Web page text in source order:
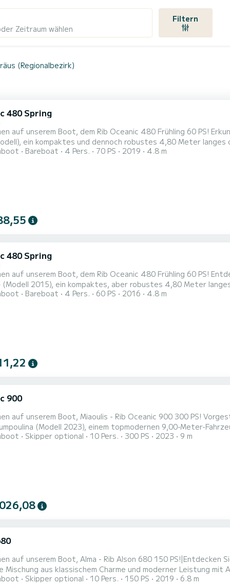
Zeitraum wählen
Filtern
(Regionalbezirk)
480 Spring
Boot, dem Rib Oceanic 480 Frühling 60 PS! Erkunden Sie Nasia 66 (2019 Modell). Entdecken Sie Nasia 66
ein kompaktes und dennoch robustes 4,80 Meter
konzipiert wurde. Mit einer maximalen Kapazität von 4
Bareboat 4 Pers. 70 PS 2019 4.8 m
480 Spring
Boot, dem Rib Oceanic 480 Frühling 60 PS! Entdecken Sie das Nasia 66 (Modell 2015). Entdecken Sie das
(Modell 2015), ein kompaktes, aber robustes 4,80 Meter
konzipiert wurde. Mit einer maximalen Kapazität von 4
Bareboat 4 Pers. 60 PS 2016 4.8 m
900
Boot, Miaoulis - Rib Oceanic 900 300 PS! Vorgestellt wird Mpoumpoulina (Modell 2023) Segeln Sie stilvoll
(Modell 2023), einem topmodernen 9,00-Meter-
wurde. Entworfen für bis zu 10 Passagiere, ist
Skipper optional 10 Pers. 300 PS 2023 9 m
auf unserem Boot, Alma - Rib Alson 680 150 PS!|Entdecken
aus klassischem Charme und moderner Leistung
wurde sorgfältig wieder aufgebaut, um bis zu 10
Skipper optional 10 Pers. 150 PS 2019 6.8 m